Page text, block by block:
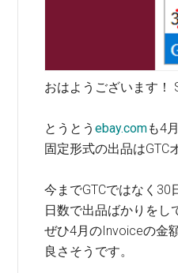
おはようございます！
とうとうebay.comも4
固定形式の出品はGTC
今までGTCではなく30
日数で出品ばかりをし
ぜひ4月のInvoiceの金
良さそうです。